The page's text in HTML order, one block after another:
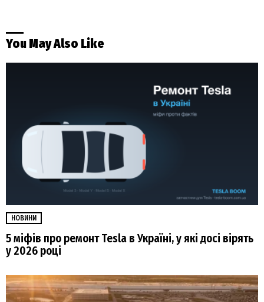
You May Also Like
НОВИНИ
5 міфів про ремонт Tesla в Україні, у які досі вірять
у 2026 році